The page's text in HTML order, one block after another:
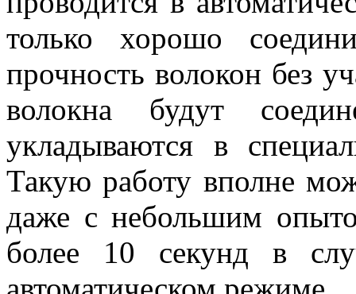
только хорошо
прочность волокон без
волокна будут
укладываются в
Такую работу вполне
даже с небольшим
более 10 секунд в